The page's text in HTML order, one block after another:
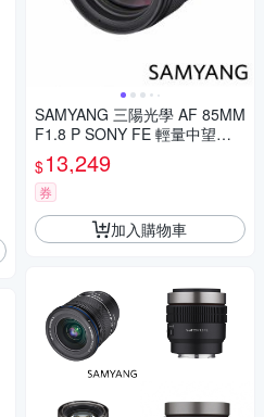
SAMYANG 三陽光學 AF 85MM
F1.8 P SONY FE 輕量中望遠
鏡頭 公司貨
$13,249
券
加入購物車